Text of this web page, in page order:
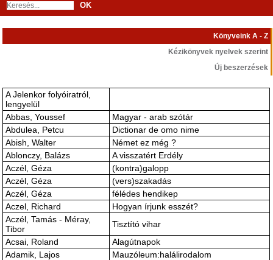
OK
Könyveink A - Z
Kézikönyvek nyelvek szerint
Új beszerzések
A Jelenkor folyóiratról,
lengyelül
Abbas, Youssef
Magyar - arab szótár
Abdulea, Petcu
Dictionar de omo nime
Abish, Walter
Német ez még ?
Ablonczy, Balázs
A visszatért Erdély
Aczél, Géza
(kontra)galopp
Aczél, Géza
(vers)szakadás
Aczél, Géza
félédes hendikep
Aczel, Richard
Hogyan írjunk esszét?
Aczél, Tamás - Méray,
Tibor
Tisztító vihar
Acsai, Roland
Alagútnapok
Adamik, Lajos
Mauzóleum:halálirodalom